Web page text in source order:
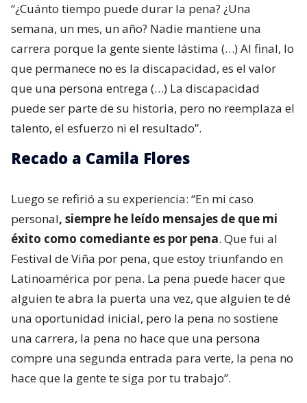
“¿Cuánto tiempo puede durar la pena? ¿Una
semana, un mes, un año? Nadie mantiene una
carrera porque la gente siente lástima (…) Al final, lo
que permanece no es la discapacidad, es el valor
que una persona entrega (…) La discapacidad
puede ser parte de su historia, pero no reemplaza el
talento, el esfuerzo ni el resultado”.
Recado a Camila Flores
Luego se refirió a su experiencia: “En mi caso
personal, siempre he leído mensajes de que mi
éxito como comediante es por pena. Que fui al
Festival de Viña por pena, que estoy triunfando en
Latinoamérica por pena. La pena puede hacer que
alguien te abra la puerta una vez, que alguien te dé
una oportunidad inicial, pero la pena no sostiene
una carrera, la pena no hace que una persona
compre una segunda entrada para verte, la pena no
hace que la gente te siga por tu trabajo”.